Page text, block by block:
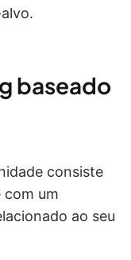
baseado
consiste
com um
ao seu